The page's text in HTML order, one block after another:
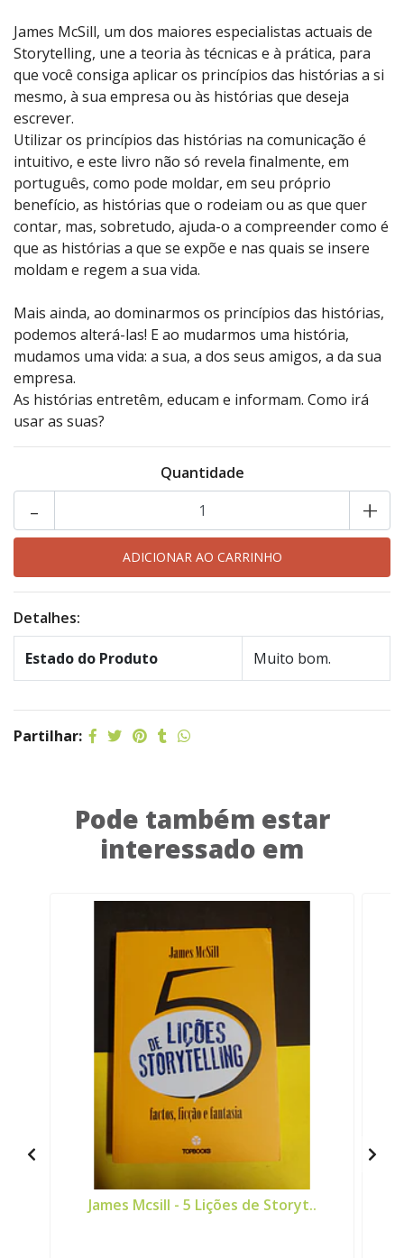
James McSill, um dos maiores especialistas actuais de
Storytelling, une a teoria às técnicas e à prática, para
que você consiga aplicar os princípios das histórias a si
mesmo, à sua empresa ou às histórias que deseja
escrever.
Utilizar os princípios das histórias na comunicação é
intuitivo, e este livro não só revela finalmente, em
português, como pode moldar, em seu próprio
benefício, as histórias que o rodeiam ou as que quer
contar, mas, sobretudo, ajuda-o a compreender como é
que as histórias a que se expõe e nas quais se insere
moldam e regem a sua vida.
Mais ainda, ao dominarmos os princípios das histórias,
podemos alterá-las! E ao mudarmos uma história,
mudamos uma vida: a sua, a dos seus amigos, a da sua
empresa.
As histórias entretêm, educam e informam. Como irá
usar as suas?
Quantidade
+
-
Detalhes:
Estado do Produto Muito bom.
Partilhar:
Pode também estar
interessado em
James Mcsill - 5 Lições de Storyt..